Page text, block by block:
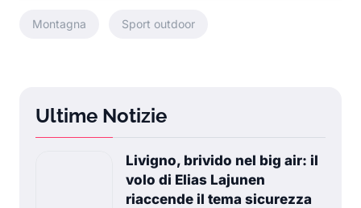
Montagna Sport outdoor
Ultime Notizie
Livigno, brivido nel big air: il
volo di Elias Lajunen
riaccende il tema sicurezza